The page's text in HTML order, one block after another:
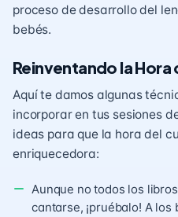
proceso de desarrollo del
bebés.
Reinventando la Hora
Aquí te damos algunas
incorporar en tus sesiones
ideas para que la hora del
enriquecedora:
Aunque no todos los
cantarse, ¡pruébalo! A